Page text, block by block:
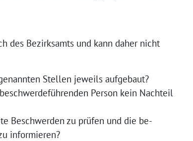
des Bezirksamts und kann daher nicht
Stellen jeweils aufgebaut?
Person kein Nachteil
Beschwerden zu prüfen und die be-
informieren?